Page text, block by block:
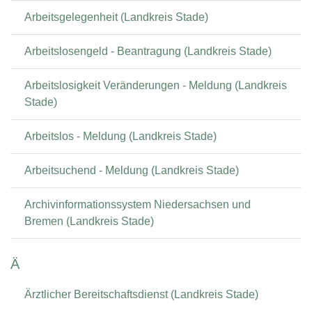
Arbeitsgelegenheit (Landkreis Stade)
Arbeitslosengeld - Beantragung (Landkreis Stade)
Arbeitslosigkeit Veränderungen - Meldung (Landkreis
Stade)
Arbeitslos - Meldung (Landkreis Stade)
Arbeitsuchend - Meldung (Landkreis Stade)
Archivinformationssystem Niedersachsen und
Bremen (Landkreis Stade)
Ä
Ärztlicher Bereitschaftsdienst (Landkreis Stade)